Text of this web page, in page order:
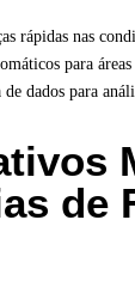
rápidas nas
para áreas
dados para
de